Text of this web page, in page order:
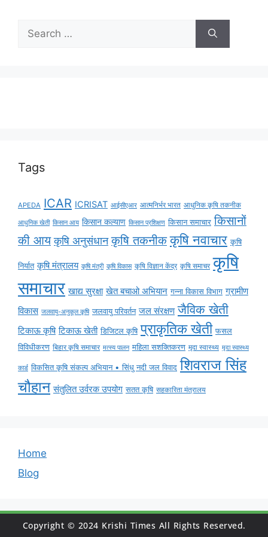
Tags
APEDA ICAR ICRISAT आईसीएआर आत्मनिर्भर भारत आधुनिक कृषि तकनीक
आधुनिक खेती किसान आय किसान कल्याण किसान प्रशिक्षण किसान समाचार किसानों
की आय कृषि अनुसंधान कृषि तकनीक कृषि नवाचार कृषि
निर्यात कृषि मंत्रालय कृषि मंत्री कृषि विकास कृषि विज्ञान केंद्र कृषि समाचर कृषि
समाचार खाद्य सुरक्षा खेत बचाओ अभियान गन्ना विकास विभाग ग्रामीण
विकास जलवायु-अनुकूल कृषि जलवायु परिवर्तन जल संरक्षण जैविक खेती
टिकाऊ कृषि टिकाऊ खेती डिजिटल कृषि प्राकृतिक खेती फसल
विविधीकरण बिहार कृषि समाचार मत्स्य पालन महिला सशक्तिकरण मृदा स्वास्थ्य मृदा स्वास्थ्य
कार्ड विकसित कृषि संकल्प अभियान • सिंधु नदी जल विवाद शिवराज सिंह
चौहान संतुलित उर्वरक उपयोग सतत कृषि सहकारिता मंत्रालय
Home
Blog
Copyright © 2024 Krishi Times All Rights Reserved.